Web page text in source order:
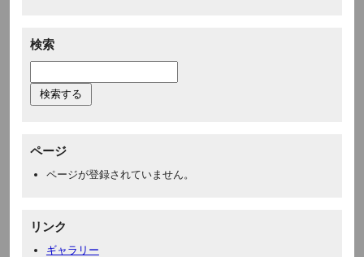
検索
ページ
ページが登録されていません。
リンク
ギャラリー